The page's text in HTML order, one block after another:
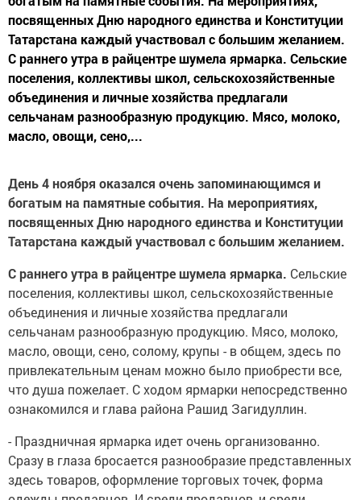
посвященных Дню народного единства и Конституции
Татарстана каждый участвовал с большим желанием.
С раннего утра в райцентре шумела ярмарка. Сельские
поселения, коллективы школ, сельскохозяйственные
объединения и личные хозяйства предлагали
сельчанам разнообразную продукцию. Мясо, молоко,
масло, овощи, сено,...
День 4 ноября оказался очень запоминающимся и
богатым на памятные события. На мероприятиях,
посвященных Дню народного единства и Конституции
Татарстана каждый участвовал с большим желанием.
С раннего утра в райцентре шумела ярмарка. Сельские
поселения, коллективы школ, сельскохозяйственные
объединения и личные хозяйства предлагали
сельчанам разнообразную продукцию. Мясо, молоко,
масло, овощи, сено, солому, крупы - в общем, здесь по
привлекательным ценам можно было приобрести все,
что душа пожелает. С ходом ярмарки непосредственно
ознакомился и глава района Рашид Загидуллин.
- Праздничная ярмарка идет очень организованно.
Сразу в глаза бросается разнообразие представленных
здесь товаров, оформление торговых точек, форма